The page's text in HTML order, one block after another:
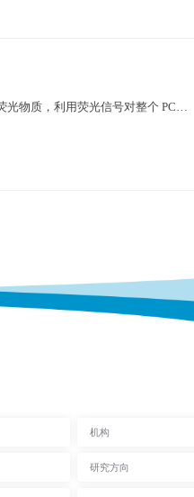
Real-Time PCR 是在 PCR反应体系中加入荧光物质，利用荧光信号对整个 PCR 进程进行实时监测，从而达到对未知起始模板进行定量分析的目的。